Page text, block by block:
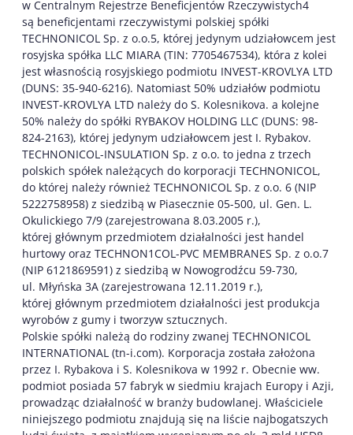
w Centralnym Rejestrze Beneficjentów Rzeczywistych4
są beneficjentami rzeczywistymi polskiej spółki
TECHNONICOL Sp. z o.o.5, której jedynym udziałowcem jest
rosyjska spółka LLC MIARA (TIN: 7705467534), która z kolei
jest własnością rosyjskiego podmiotu INVEST-KROVLYA LTD
(DUNS: 35-940-6216). Natomiast 50% udziałów podmiotu
INVEST-KROVLYA LTD należy do S. Kolesnikova. a kolejne
50% należy do spółki RYBAKOV HOLDING LLC (DUNS: 98-
824-2163), której jedynym udziałowcem jest I. Rybakov.
TECHNONICOL-INSULATION Sp. z o.o. to jedna z trzech
polskich spółek należących do korporacji TECHNONICOL,
do której należy również TECHNONICOL Sp. z o.o. 6 (NIP
5222758958) z siedzibą w Piasecznie 05-500, ul. Gen. L.
Okulickiego 7/9 (zarejestrowana 8.03.2005 r.),
której głównym przedmiotem działalności jest handel
hurtowy oraz TECHNON1COL-PVC MEMBRANES Sp. z o.o.7
(NIP 6121869591) z siedzibą w Nowogrodźcu 59-730,
ul. Młyńska 3A (zarejestrowana 12.11.2019 r.),
której głównym przedmiotem działalności jest produkcja
wyrobów z gumy i tworzyw sztucznych.
Polskie spółki należą do rodziny zwanej TECHNONICOL
INTERNATIONAL (tn-i.com). Korporacja została założona
przez I. Rybakova i S. Kolesnikova w 1992 r. Obecnie ww.
podmiot posiada 57 fabryk w siedmiu krajach Europy i Azji,
prowadząc działalność w branży budowlanej. Właściciele
niniejszego podmiotu znajdują się na liście najbogatszych